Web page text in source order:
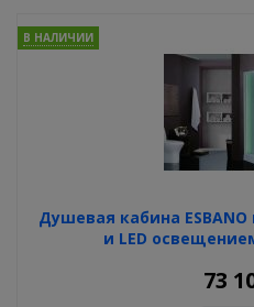
Душевая кабина
и LED
В НАЛИЧИИ
73